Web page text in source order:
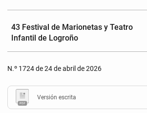
43 Festival de Marionetas y Teatro
Infantil de Logroño
N.º 1724 de 24 de abril de 2026
Versión escrita